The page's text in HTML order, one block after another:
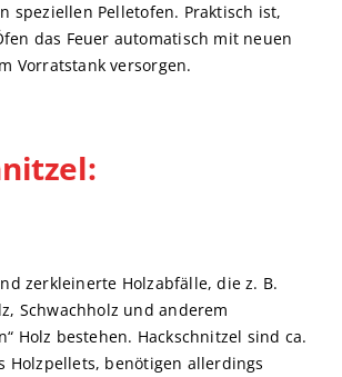
speziellen Pelletofen. Praktisch ist,
das Feuer automatisch mit neuen
Vorratstank versorgen.
zerkleinerte Holzabfälle, die z. B.
Schwachholz und anderem
Holz bestehen. Hackschnitzel sind ca.
Holzpellets, benötigen allerdings